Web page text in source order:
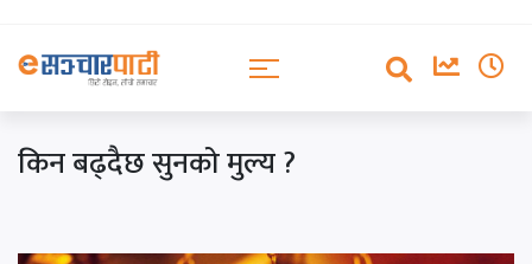
किन बढ्दैछ सुनको मुल्य ?